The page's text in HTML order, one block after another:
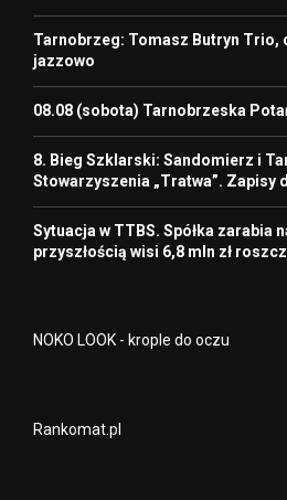
Tarnobrzeg: Tomasz Butryn Trio,
jazzowo
08.08 (sobota) Tarnobrzeska
8. Bieg Szklarski: Sandomierz i
Stowarzyszenia „Tratwa”. Zapisy
Sytuacja w TTBS. Spółka zarabia
przyszłością wisi 6,8 mln zł
NOKO LOOK - krople do oczu
Rankomat.pl